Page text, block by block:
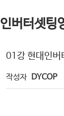
인버터셋팅
01강 현대인버
작성자 DYCOP